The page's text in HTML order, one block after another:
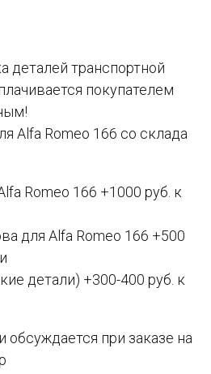
деталей транспортной
покупателем
Alfa Romeo 166 со склада
Romeo 166 +1000 руб. к
для Alfa Romeo 166 +500
детали) +300-400 руб. к
при заказе на